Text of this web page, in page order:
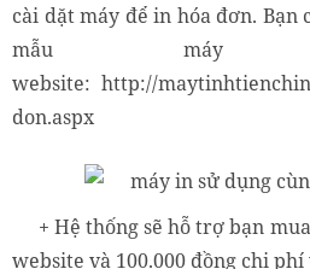
cài dặt máy để in hóa đơn. Bạn
mẫu
website: http://
don.aspx
+ Hệ thống sẽ hỗ trợ bạn
website và 100.000 đồng chi